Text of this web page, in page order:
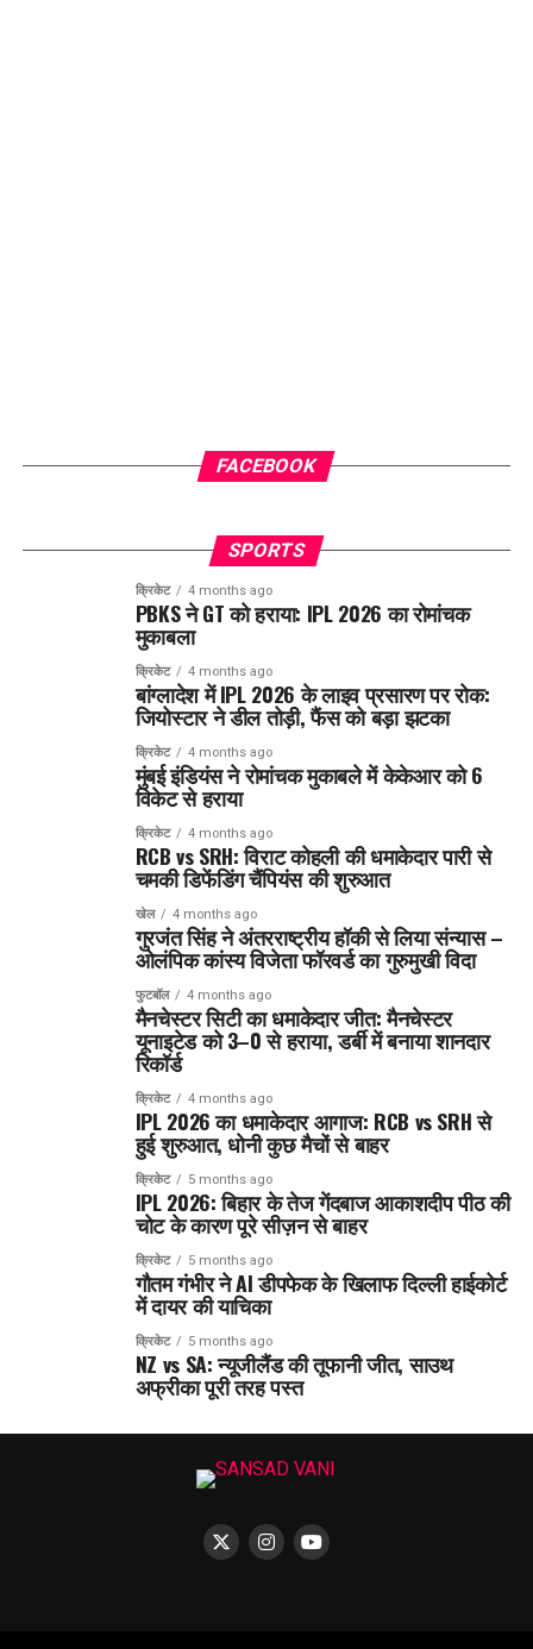
FACEBOOK
SPORTS
क्रिकेट 4 months ago
PBKS ने GT को हराया: IPL 2026 का रोमांचक
मुकाबला
क्रिकेट 4 months ago
बांग्लादेश में IPL 2026 के लाइव प्रसारण पर रोक:
जियोस्टार ने डील तोड़ी, फैंस को बड़ा झटका
क्रिकेट 4 months ago
मुंबई इंडियंस ने रोमांचक मुकाबले में केकेआर को 6
विकेट से हराया
क्रिकेट 4 months ago
RCB vs SRH: विराट कोहली की धमाकेदार पारी से
चमकी डिफेंडिंग चैंपियंस की शुरुआत
खेल 4 months ago
गुरजंत सिंह ने अंतरराष्ट्रीय हॉकी से लिया संन्यास –
ओलंपिक कांस्य विजेता फॉरवर्ड का गुरुमुखी विदा
फुटबॉल 4 months ago
मैनचेस्टर सिटी का धमाकेदार जीत: मैनचेस्टर
यूनाइटेड को 3–0 से हराया, डर्बी में बनाया शानदार
रिकॉर्ड
क्रिकेट 4 months ago
IPL 2026 का धमाकेदार आगाज: RCB vs SRH से
हुई शुरुआत, धोनी कुछ मैचों से बाहर
क्रिकेट 5 months ago
IPL 2026: बिहार के तेज गेंदबाज आकाशदीप पीठ की
चोट के कारण पूरे सीज़न से बाहर
क्रिकेट 5 months ago
गौतम गंभीर ने AI डीपफेक के खिलाफ दिल्ली हाईकोर्ट
में दायर की याचिका
क्रिकेट 5 months ago
NZ vs SA: न्यूजीलैंड की तूफानी जीत, साउथ
अफ्रीका पूरी तरह पस्त